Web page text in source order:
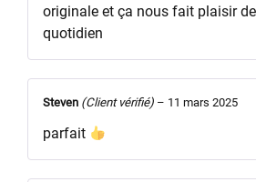
originale et ça nous fait plaisir de
quotidien
Steven (Client vérifié) – 11 mars 2025
parfait